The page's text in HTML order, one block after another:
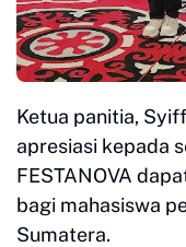
Ketua panitia,
apresiasi kepada
FESTANOVA
bagi mahasiswa
Sumatera.